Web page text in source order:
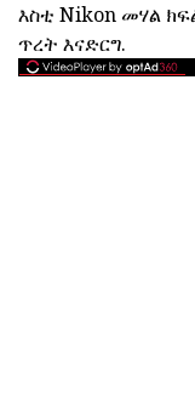
እስቲ Nikon መሃል
ጥረት እናድርግ.